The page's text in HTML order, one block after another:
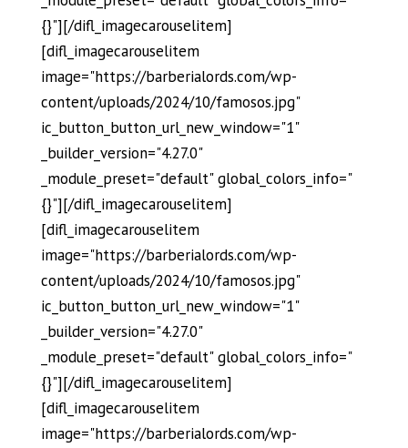
{}"][/difl_imagecarouselitem]
[difl_imagecarouselitem
image="https://barberialords.com/wp-
content/uploads/2024/10/famosos.jpg"
ic_button_button_url_new_window="1"
_builder_version="4.27.0"
_module_preset="default" global_colors_info="
{}"][/difl_imagecarouselitem]
[difl_imagecarouselitem
image="https://barberialords.com/wp-
content/uploads/2024/10/famosos.jpg"
ic_button_button_url_new_window="1"
_builder_version="4.27.0"
_module_preset="default" global_colors_info="
{}"][/difl_imagecarouselitem]
[difl_imagecarouselitem
image="https://barberialords.com/wp-